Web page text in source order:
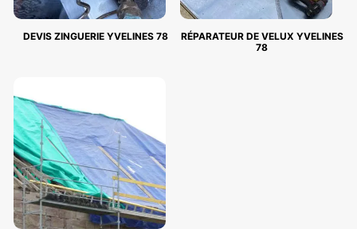
DEVIS ZINGUERIE YVELINES 78
RÉPARATEUR DE VELUX YVELINES
78